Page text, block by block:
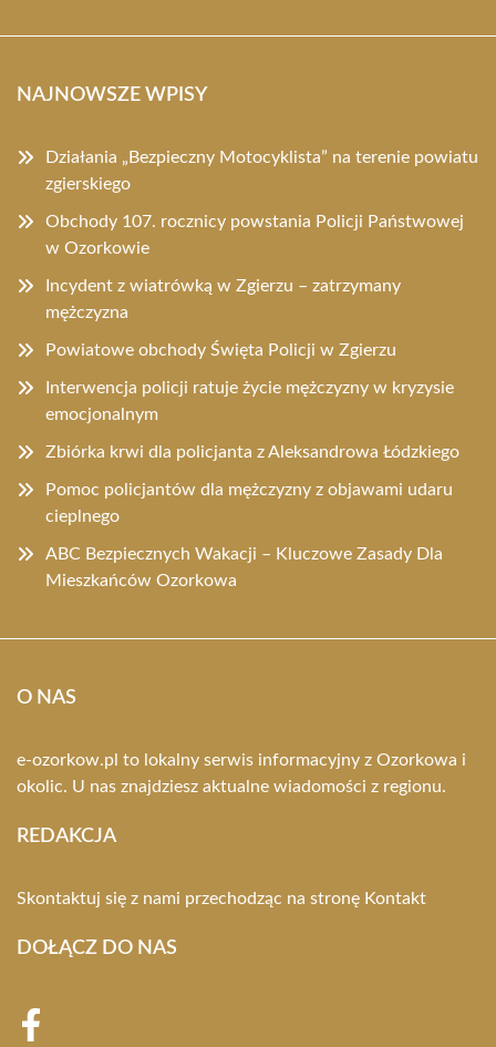
NAJNOWSZE WPISY
Działania „Bezpieczny Motocyklista” na terenie powiatu
zgierskiego
Obchody 107. rocznicy powstania Policji Państwowej
w Ozorkowie
Incydent z wiatrówką w Zgierzu – zatrzymany
mężczyzna
Powiatowe obchody Święta Policji w Zgierzu
Interwencja policji ratuje życie mężczyzny w kryzysie
emocjonalnym
Zbiórka krwi dla policjanta z Aleksandrowa Łódzkiego
Pomoc policjantów dla mężczyzny z objawami udaru
cieplnego
ABC Bezpiecznych Wakacji – Kluczowe Zasady Dla
Mieszkańców Ozorkowa
O NAS
e-ozorkow.pl to lokalny serwis informacyjny z Ozorkowa i
okolic. U nas znajdziesz aktualne wiadomości z regionu.
REDAKCJA
Skontaktuj się z nami przechodząc na stronę Kontakt
DOŁĄCZ DO NAS